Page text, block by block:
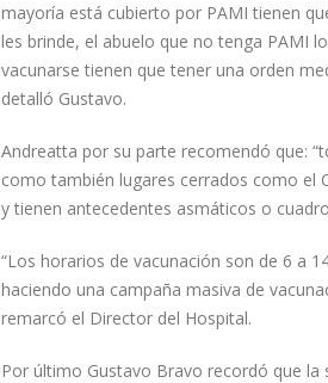
mayoría está cubierto por PAMI tienen
les brinde, el abuelo que no tenga PAMI
vacunarse tienen que tener una orden
detalló Gustavo.
Andreatta por su parte recomendó que:
como también lugares cerrados como el
y tienen antecedentes asmáticos o
“Los horarios de vacunación son de 6 a
haciendo una campaña masiva de
remarcó el Director del Hospital.
Por último Gustavo Bravo recordó que la